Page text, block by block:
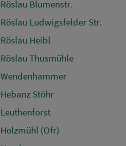
Röslau Blumenstr.
Röslau Ludwigsfelder Str.
Röslau Heibl
Röslau Thusmühle
Wendenhammer
Hebanz Stöhr
Leuthenforst
Holzmühl (Ofr)